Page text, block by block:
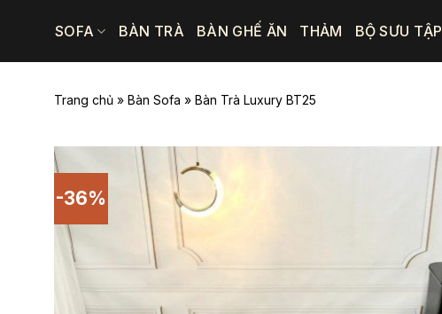
SOFA BÀN TRÀ BÀN GHẾ ĂN THẢM BỘ SƯU TẬP
Trang chủ» Bàn Sofa » Bàn Trà Luxury BT25
-36%